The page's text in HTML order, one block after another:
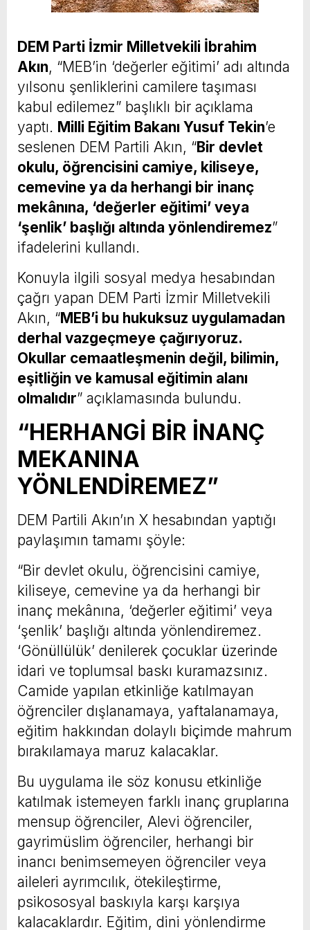
DEM Parti İzmir Milletvekili İbrahim
Akın, “MEB’in ‘değerler eğitimi’ adı altında
yılsonu şenliklerini camilere taşıması
kabul edilemez” başlıklı bir açıklama
yaptı. Milli Eğitim Bakanı Yusuf Tekin’e
seslenen DEM Partili Akın, “Bir devlet
okulu, öğrencisini camiye, kiliseye,
cemevine ya da herhangi bir inanç
mekânına, ‘değerler eğitimi’ veya
‘şenlik’ başlığı altında yönlendiremez”
ifadelerini kullandı.
Konuyla ilgili sosyal medya hesabından
çağrı yapan DEM Parti İzmir Milletvekili
Akın, “MEB’i bu hukuksuz uygulamadan
derhal vazgeçmeye çağırıyoruz.
Okullar cemaatleşmenin değil, bilimin,
eşitliğin ve kamusal eğitimin alanı
olmalıdır” açıklamasında bulundu.
“HERHANGİ BİR İNANÇ
MEKANINA
YÖNLENDİREMEZ”
DEM Partili Akın’ın X hesabından yaptığı
paylaşımın tamamı şöyle:
“Bir devlet okulu, öğrencisini camiye,
kiliseye, cemevine ya da herhangi bir
inanç mekânına, ‘değerler eğitimi’ veya
‘şenlik’ başlığı altında yönlendiremez.
‘Gönüllülük’ denilerek çocuklar üzerinde
idari ve toplumsal baskı kuramazsınız.
Camide yapılan etkinliğe katılmayan
öğrenciler dışlanamaya, yaftalanamaya,
eğitim hakkından dolaylı biçimde mahrum
bırakılamaya maruz kalacaklar.
Bu uygulama ile söz konusu etkinliğe
katılmak istemeyen farklı inanç gruplarına
mensup öğrenciler, Alevi öğrenciler,
gayrimüslim öğrenciler, herhangi bir
inancı benimsemeyen öğrenciler veya
aileleri ayrımcılık, ötekileştirme,
psikososyal baskıyla karşı karşıya
kalacaklardır. Eğitim, dini yönlendirme